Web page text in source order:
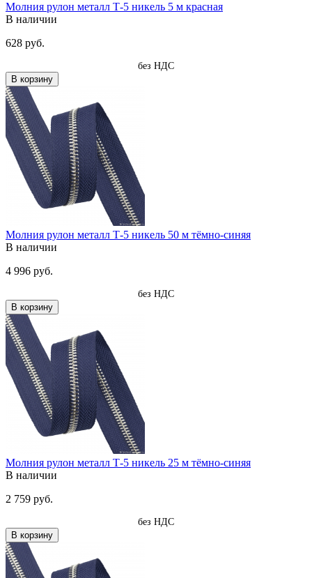
Молния рулон металл Т-5 никель 5 м красная
В наличии
628 руб.
без НДС
В корзину
Молния рулон металл Т-5 никель 50 м тёмно-синяя
В наличии
4 996 руб.
без НДС
В корзину
Молния рулон металл Т-5 никель 25 м тёмно-синяя
В наличии
2 759 руб.
без НДС
В корзину